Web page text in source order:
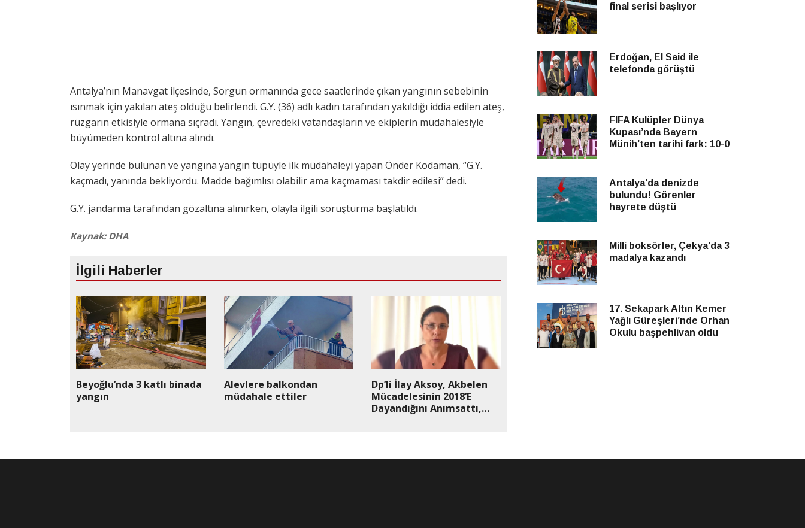
Antalya’nın Manavgat ilçesinde, Sorgun ormanında gece saatlerinde çıkan yangının sebebinin
ısınmak için yakılan ateş olduğu belirlendi. G.Y. (36) adlı kadın tarafından yakıldığı iddia edilen ateş,
rüzgarın etkisiyle ormana sıçradı. Yangın, çevredeki vatandaşların ve ekiplerin müdahalesiyle
büyümeden kontrol altına alındı.
Olay yerinde bulunan ve yangına yangın tüpüyle ilk müdahaleyi yapan Önder Kodaman, “G.Y.
kaçmadı, yanında bekliyordu. Madde bağımlısı olabilir ama kaçmaması takdir edilesi” dedi.
G.Y. jandarma tarafından gözaltına alınırken, olayla ilgili soruşturma başlatıldı.
Kaynak: DHA
İlgili Haberler
Beyoğlu’nda 3 katlı binada
yangın
Alevlere balkondan
müdahale ettiler
Dp’li İlay Aksoy, Akbelen
Mücadelesinin 2018’E
Dayandığını Anımsattı,
Biçme Makinesi”
final serisi başlıyor
Erdoğan, El Said ile
telefonda görüştü
FIFA Kulüpler Dünya
Kupası’nda Bayern
Münih’ten tarihi fark: 10-0
Antalya’da denizde
bulundu! Görenler
hayrete düştü
Milli boksörler, Çekya’da 3
madalya kazandı
17. Sekapark Altın Kemer
Yağlı Güreşleri’nde Orhan
Okulu başpehlivan oldu